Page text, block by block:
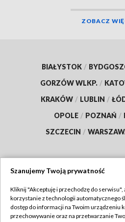
ZOBACZ
BIAŁYSTOK /
GORZÓW WLKP. /
KRAKÓW / LUBLIN /
OPOLE / POZNAŃ /
SZCZECIN /
TVP
Abonament TVP
Regulamin
Szanujemy Twoją prywatność
Kliknij "Akceptuję i przechodzę do serwisu",
korzystanie z technologii automatycznego
dostęp do informacji na Twoim urządzeniu
przechowywanie oraz na przetwarzanie